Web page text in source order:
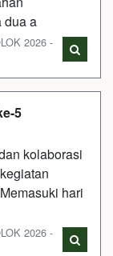
dua a
2026 -
5
kolaborasi
hari
2026 -